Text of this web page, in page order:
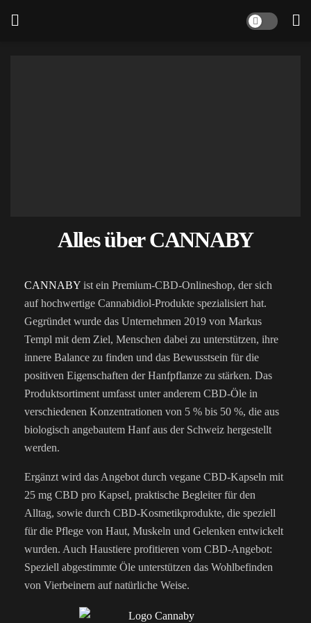
Alles über CANNABY
CANNABY ist ein Premium-CBD-Onlineshop, der sich
auf hochwertige Cannabidiol-Produkte spezialisiert hat.
Gegründet wurde das Unternehmen 2019 von Markus
Templ mit dem Ziel, Menschen dabei zu unterstützen, ihre
innere Balance zu finden und das Bewusstsein für die
positiven Eigenschaften der Hanfpflanze zu stärken. Das
Produktsortiment umfasst unter anderem CBD-Öle in
verschiedenen Konzentrationen von 5 % bis 50 %, die aus
biologisch angebautem Hanf aus der Schweiz hergestellt
werden.
Ergänzt wird das Angebot durch vegane CBD-Kapseln mit
25 mg CBD pro Kapsel, praktische Begleiter für den
Alltag, sowie durch CBD-Kosmetikprodukte, die speziell
für die Pflege von Haut, Muskeln und Gelenken entwickelt
wurden. Auch Haustiere profitieren vom CBD-Angebot:
Speziell abgestimmte Öle unterstützen das Wohlbefinden
von Vierbeinern auf natürliche Weise.